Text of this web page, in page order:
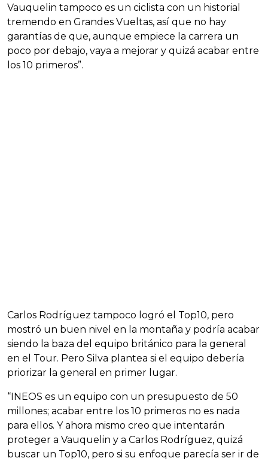
Vauquelin tampoco es un ciclista con un historial
tremendo en Grandes Vueltas, así que no hay
garantías de que, aunque empiece la carrera un
poco por debajo, vaya a mejorar y quizá acabar entre
los 10 primeros”.
Carlos Rodríguez tampoco logró el Top10, pero
mostró un buen nivel en la montaña y podría acabar
siendo la baza del equipo británico para la general
en el Tour. Pero Silva plantea si el equipo debería
priorizar la general en primer lugar.
“INEOS es un equipo con un presupuesto de 50
millones; acabar entre los 10 primeros no es nada
para ellos. Y ahora mismo creo que intentarán
proteger a Vauquelin y a Carlos Rodríguez, quizá
buscar un Top10, pero si su enfoque parecía ser ir de